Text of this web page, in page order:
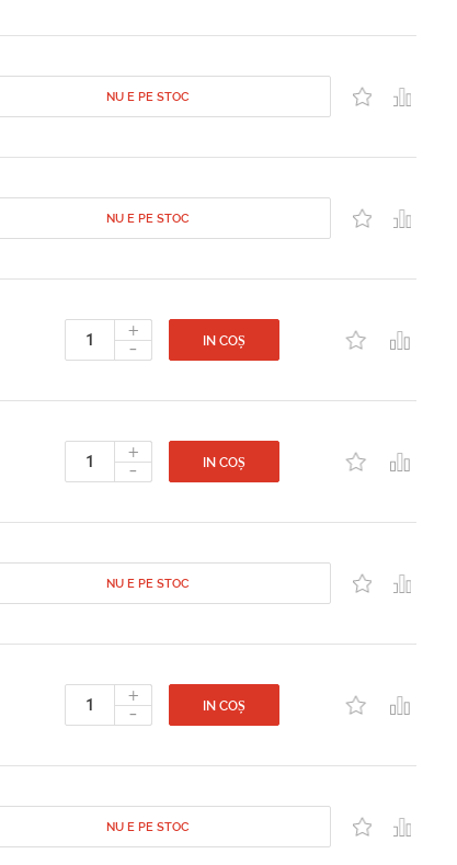
NU E PE STOC
NU E PE STOC
+
- IN COȘ
+
- IN COȘ
NU E PE STOC
+
- IN COȘ
NU E PE STOC